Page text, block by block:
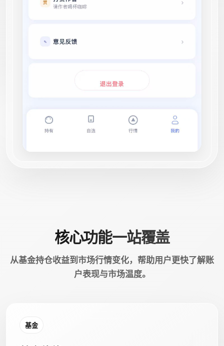
核心功能一站覆盖
从基金持仓收益到市场行情变化，帮助用户更快了解账
户表现与市场温度。
基金